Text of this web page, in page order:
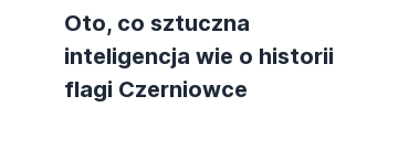
Oto, co sztuczna
inteligencja wie o historii
flagi Czerniowce